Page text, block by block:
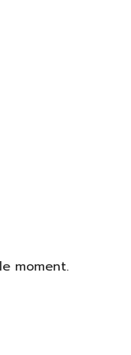
moment.